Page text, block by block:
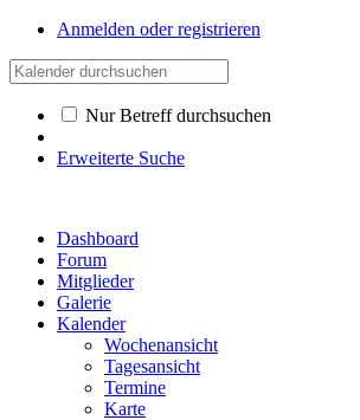
Anmelden oder registrieren
Nur Betreff durchsuchen
Erweiterte Suche
Dashboard
Forum
Mitglieder
Galerie
Kalender
Wochenansicht
Tagesansicht
Termine
Karte